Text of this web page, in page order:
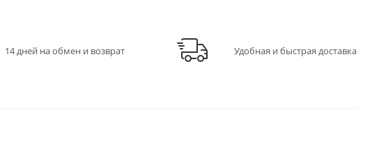
14 дней на обмен и возврат Удобная и быстрая доставка